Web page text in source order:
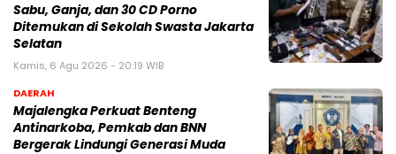
Sabu, Ganja, dan 30 CD Porno
Ditemukan di Sekolah Swasta Jakarta
Selatan
Kamis, 6 Agu 2026 - 20:19 WIB
DAERAH
Majalengka Perkuat Benteng
Antinarkoba, Pemkab dan BNN
Bergerak Lindungi Generasi Muda